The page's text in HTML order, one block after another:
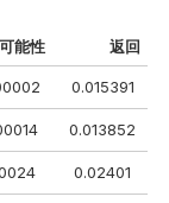
可能性 返回
0.015391
0.013852
0.02401